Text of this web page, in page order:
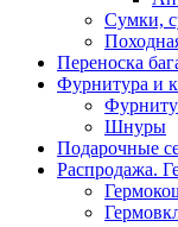
Сумки,
Переноска
Фурнитура и
Шнуры
Подарочные
Распродажа.